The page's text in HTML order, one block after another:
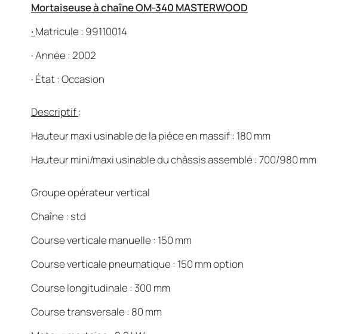
Mortaiseuse à chaîne OM-340 MASTERWOOD
·Matricule : 99110014
·Année : 2002
· État : Occasion
Descriptif:
Hauteur maxi usinable de la pièce en massif : 180 mm
Hauteur mini/maxi usinable du châssis assemblé : 700/980 mm
Groupe opérateur vertical
Chaîne : std
Course verticale manuelle : 150 mm
Course verticale pneumatique : 150 mm option
Course longitudinale : 300 mm
Course transversale : 80 mm